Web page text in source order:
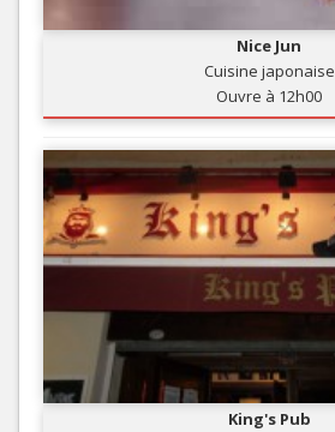
Nice Jun
Cuisine japonaise
Ouvre à 12h00
King's Pub